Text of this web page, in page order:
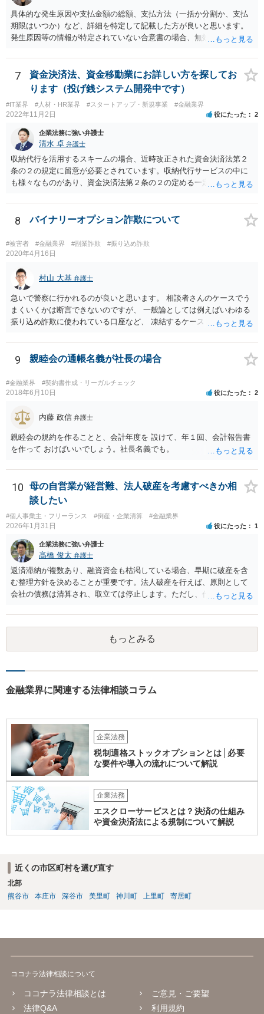
具体的な発生原因や支払金額の総額、支払方法（一括か分割か、支払
期限はいつか）など、詳細を特定して記載した方が良いと思います。
発生原因等の情報が特定されていない合意書の場合、無効になるリス
項など、合意書に記載した方が良い文言もありますので、ご注意され
た方が良いです。 合意書など法的な書面は文言によって効果が変わり
得るので、弁護士にご事情を伝えて直接相談、合意書の作成を依頼す
ることをお勧めいたします。
7
資金決済法、資金移動業にお詳しい方を探してお
ります（投げ銭システム開発中です）
#IT業界 #人材・HR業界 #スタートアップ・新規事業 #金融業界
2022年11月2日 役にたった 2
企業法務に強い弁護士
清水 卓 弁護士
収納代行を活用するスキームの場合、近時改正された資金決済法第２
条の２の規定に留意が必要とされています。収納代行サービスの中に
も様々なものがあり、資金決済法第２条の２の定める一定の要件（内
ことが明らかにされました。 この資金決済法第２条の２の定める一
定の要件（内閣府令で定める要件も含む）については、該当条文を見
るだけではなかなか理解し難いところがあるかと思いますし、この掲
示板で回答するには限界がありますので、この分野に詳しそうな弁護
士の方に直接相談なさってみて下さい。 （資金決済法） 第二条の二
の委託、受取人からの金銭債権の譲受けその他これらに類する方法に
より、当該金銭債権に係る債務者又は当該債務者からの委託（二以上
の段階にわたる委託を含む。）その他これに類する方法により支払を
行う者から弁済として資金を受け入れ、又は他の者に受け入れさせ、
当該受取人に当該資金を移動させる行為（当該資金を当該受取人に交
く。）であることその他の内閣府令で定める要件を満たすものは、為
8 バイナリーオプション詐欺について
#被害者 #金融業界 #副業詐欺 #振り込め詐欺
2020年4月16日
村山 大基 弁護士
急いで警察に行かれるのが良いと思います。 相談者さんのケースでう
まくいくかは断言できないのですが、 一般論としては例えばいわゆる
振り込め詐欺に使われている口座など、 凍結するケースもありますの
9 親睦会の通帳名義が社長の場合
#金融業界 #契約書作成・リーガルチェック
2018年6月10日 役にたった 2
内藤 政信 弁護士
親睦会の規約を作ることと、会計年度を 設けて、年１回、会計報告書
を作って おけばいいでしょう。社長名義でも。
10
母の自営業が経営難、法人破産を考慮すべきか相
談したい
#個人事業主・フリーランス #倒産・企業清算 #金融業界
2026年1月31日 役にたった 1
企業法務に強い弁護士
髙橋 俊太 弁護士
返済滞納が複数あり、融資資金も枯渇している場合、早期に破産を含
む整理方針を決めることが重要です。法人破産を行えば、原則として
会社の債務は清算され、取立ては停止します。ただし、代表者が連帯
ことが多いです。放置すると責任が拡大しやすいため、北海道の法律
事務所で法人破産の実績があるところを探して速やかに相談をして、
資金繰り・雇用・保証の有無を整理した上で進めるのが安全です。イ
ンターネットやココナラだけでなく、北海道の弁護士会などを頼りに
もっとみる
金融業界に関連する法律相談コラム
企業法務
税制適格ストックオプションとは│必要
な要件や導入の流れについて解説
企業法務
エスクローサービスとは？決済の仕組み
や資金決済法による規制について解説
近くの市区町村を選び直す
北部
熊谷市
本庄市 深谷市 美里町 神川町 上里町 寄居町
ココナラ法律相談について
ココナラ法律相談とは
法律Q&A
ご意見・ご要望
利用規約